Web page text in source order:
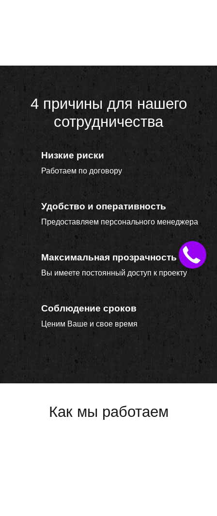
4 причины для нашего
сотрудничества
Низкие риски
Работаем по договору
Удобство и оперативность
Предоставляем персонального менеджера
Максимальная прозрачность
Вы имеете постоянный доступ к проекту
Соблюдение сроков
Ценим Ваше и свое время
Как мы работаем